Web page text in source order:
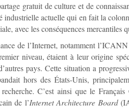
gratuit de culture et de
industrielle actuelle qui en fait la
avec les conséquences mercantiles
de l’Internet, notamment
niveau, étaient à leur origine
pays. Cette situation a
hors des États-Unis,
C’est ainsi que le
de l’Internet Architecture Board